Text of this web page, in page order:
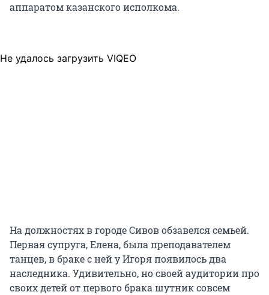
аппаратом казанского исполкома.
Не удалось загрузить VIQEO
На должностях в городе Сивов обзавелся семьей.
Первая супруга, Елена, была преподавателем
танцев, в браке с ней у Игоря появилось два
наследника. Удивительно, но своей аудитории про
своих детей от первого брака шутник совсем